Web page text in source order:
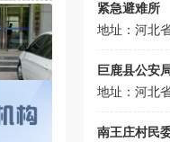
紧急避难所
地址：河北
巨鹿县公安
地址：河北
南王庄村民